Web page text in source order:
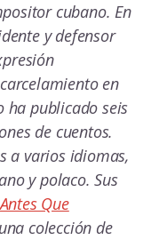
cubano. En
y defensor
en
ha publicado seis
de cuentos.
a varios idiomas,
y polaco. Sus
Antes Que
colección de